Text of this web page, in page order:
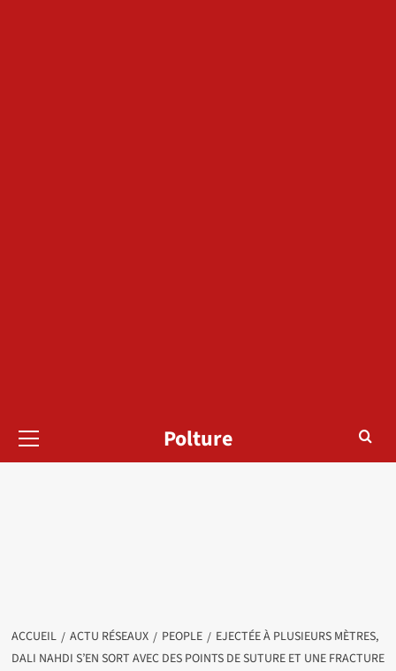
principal
Polture
ACCUEIL ACTU RÉSEAUX PEOPLE
EJECTÉE À PLUSIEURS MÈTRES,
DALI NAHDI S’EN SORT AVEC DES POINTS DE SUTURE ET UNE FRACTURE